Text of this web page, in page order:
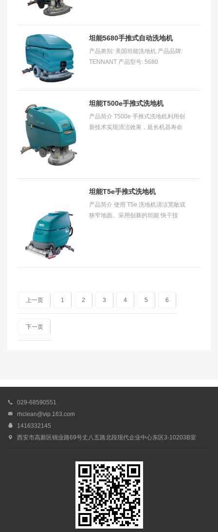
箱和 37 加仑
坦能5680手推式自动洗地机
产品类别: 美国坦能洗地机 产品品牌:
TENNANT 产品型号: 5680
坦能T500e手推式洗地机
产品简介 T500e 手推式洗地机利用创
新技术实现清洁效果，延长机器寿命
坦能T5e手推式洗地机
产品简介 使用 T5e 洗地机清洁宽敞或
狭窄地面。采用创新的坦能 快干技
上一页 1 2 3 4 5 6
下一页
 029-68590551
 rhclean@vip.163.com
 1416332145
 西安市高新区锦业路69号丈八五路北段现代企业中心东区3-10203B室